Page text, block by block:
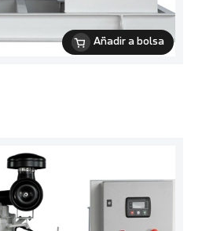
Añadir a bolsa